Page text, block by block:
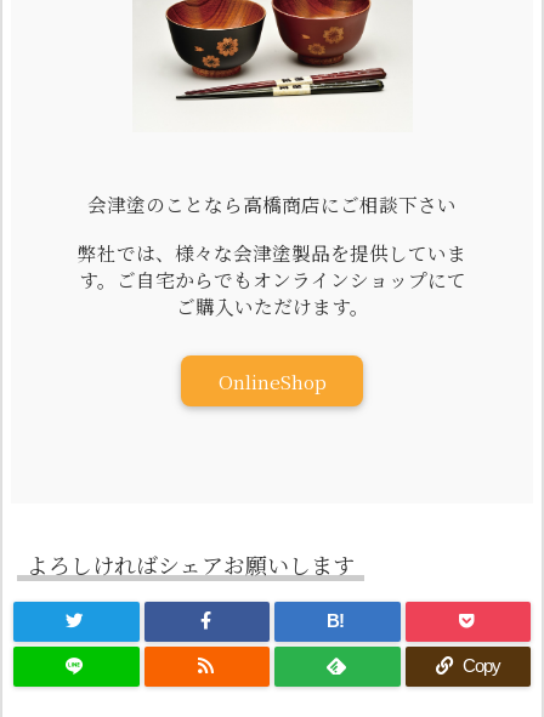
会津塗のことなら高橋商店にご相談下さい
弊社では、様々な会津塗製品を提供していま
す。ご自宅からでもオンラインショップにて
ご購入いただけます。
OnlineShop
よろしければシェアお願いします
B!
Copy